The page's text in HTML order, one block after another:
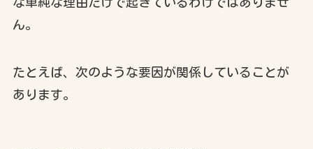
ん。
たとえば、次のような要因が関係していることが
あります。